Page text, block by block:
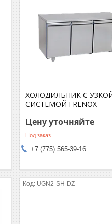
ХОЛОДИЛЬНИК C
СИСТЕМОЙ FRENOX
Цену уточняйте
Под заказ
+7 (775) 565-39-16
UGN2-SH-DZ